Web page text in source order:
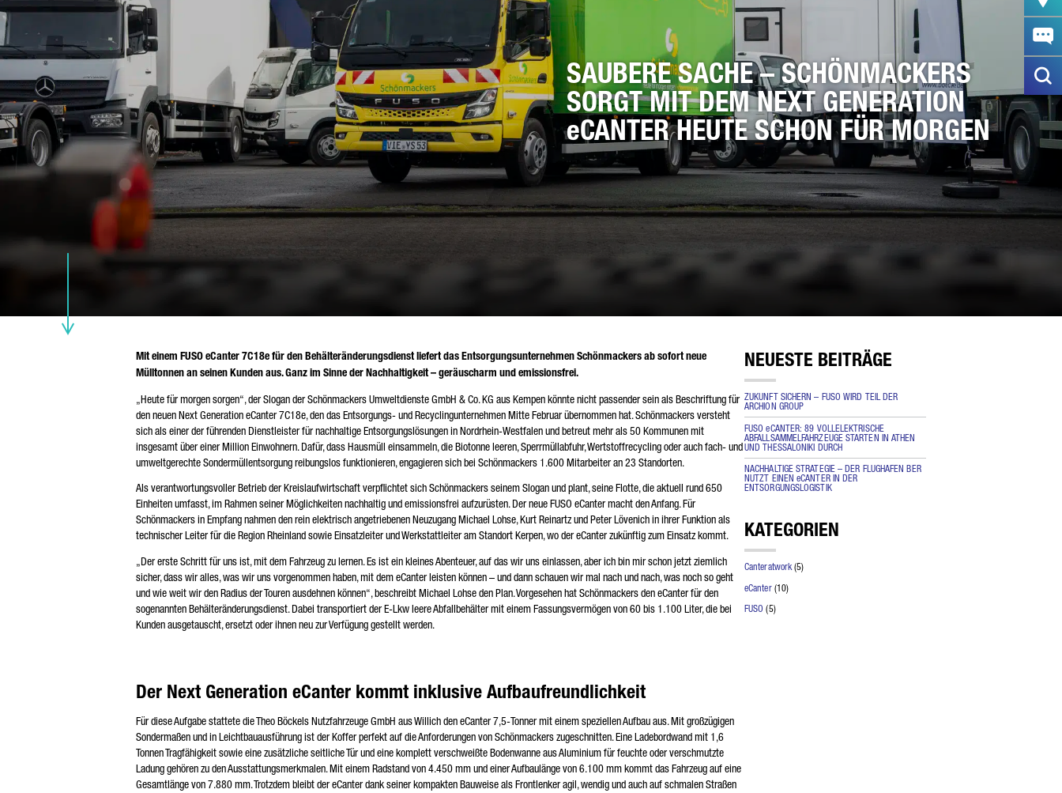
SAUBERE SACHE – SCHÖNMACKERS
SORGT MIT DEM NEXT GENERATION
eCANTER HEUTE SCHON FÜR MORGEN
E-MAIL*
TELEFONNUMMER*
IHRE NACHRICHT (OPTIONAL)
* Pflichtfeld
Ihrer Zustimmung nur zum Zwecke der Abwicklung Ihrer Anfrage verarbeiten, speichern und nutzen.
Weitere Details zur Verarbeitung Ihrer personenbezogenen Daten durch die Daimler Truck AG sowie
detaillierte Hinweise zu Ihren Rechten finden Sie online in denDatenschutzhinweisen.
Friendly Captcha
Mit einem FUSO eCanter 7C18e für den Behälteränderungsdienst liefert das Entsorgungsunternehmen Schönmackers ab sofort neue
Mülltonnen an seinen Kunden aus. Ganz im Sinne der Nachhaltigkeit – geräuscharm und emissionsfrei.
„Heute für morgen sorgen“, der Slogan der Schönmackers Umweltdienste GmbH & Co. KG aus Kempen könnte nicht passender sein als Beschriftung für
den neuen Next Generation eCanter 7C18e, den das Entsorgungs- und Recyclingunternehmen Mitte Februar übernommen hat. Schönmackers versteht
sich als einer der führenden Dienstleister für nachhaltige Entsorgungslösungen in Nordrhein-Westfalen und betreut mehr als 50 Kommunen mit
insgesamt über einer Million Einwohnern. Dafür, dass Hausmüll einsammeln, die Biotonne leeren, Sperrmüllabfuhr, Wertstoffrecycling oder auch fach- und
umweltgerechte Sondermüllentsorgung reibungslos funktionieren, engagieren sich bei Schönmackers 1.600 Mitarbeiter an 23 Standorten.
Als verantwortungsvoller Betrieb der Kreislaufwirtschaft verpflichtet sich Schönmackers seinem Slogan und plant, seine Flotte, die aktuell rund 650
Einheiten umfasst, im Rahmen seiner Möglichkeiten nachhaltig und emissionsfrei aufzurüsten. Der neue FUSO eCanter macht den Anfang. Für
Schönmackers in Empfang nahmen den rein elektrisch angetriebenen Neuzugang Michael Lohse, Kurt Reinartz und Peter Lövenich in ihrer Funktion als
technischer Leiter für die Region Rheinland sowie Einsatzleiter und Werkstattleiter am Standort Kerpen, wo der eCanter zukünftig zum Einsatz kommt.
„Der erste Schritt für uns ist, mit dem Fahrzeug zu lernen. Es ist ein kleines Abenteuer, auf das wir uns einlassen, aber ich bin mir schon jetzt ziemlich
sicher, dass wir alles, was wir uns vorgenommen haben, mit dem eCanter leisten können – und dann schauen wir mal nach und nach, was noch so geht
und wie weit wir den Radius der Touren ausdehnen können“, beschreibt Michael Lohse den Plan. Vorgesehen hat Schönmackers den eCanter für den
sogenannten Behälteränderungsdienst. Dabei transportiert der E-Lkw leere Abfallbehälter mit einem Fassungsvermögen von 60 bis 1.100 Liter, die bei
Kunden ausgetauscht, ersetzt oder ihnen neu zur Verfügung gestellt werden.
Der Next Generation eCanter kommt inklusive Aufbaufreundlichkeit
Für diese Aufgabe stattete die Theo Böckels Nutzfahrzeuge GmbH aus Willich den eCanter 7,5-Tonner mit einem speziellen Aufbau aus. Mit großzügigen
Sondermaßen und in Leichtbauausführung ist der Koffer perfekt auf die Anforderungen von Schönmackers zugeschnitten. Eine Ladebordwand mit 1,6
Tonnen Tragfähigkeit sowie eine zusätzliche seitliche Tür und eine komplett verschweißte Bodenwanne aus Aluminium für feuchte oder verschmutzte
Ladung gehören zu den Ausstattungsmerkmalen. Mit einem Radstand von 4.450 mm und einer Aufbaulänge von 6.100 mm kommt das Fahrzeug auf eine
Gesamtlänge von 7.880 mm. Trotzdem bleibt der eCanter dank seiner kompakten Bauweise als Frontlenker agil, wendig und auch auf schmalen Straßen
NEUESTE BEITRÄGE
ZUKUNFT SICHERN – FUSO WIRD TEIL DER
ARCHION GROUP
FUSO eCANTER: 89 VOLLELEKTRISCHE
ABFALLSAMMELFAHRZEUGE STARTEN IN ATHEN
UND THESSALONIKI DURCH
NACHHALTIGE STRATEGIE – DER FLUGHAFEN BER
NUTZT EINEN eCANTER IN DER
ENTSORGUNGSLOGISTIK
KATEGORIEN
Canteratwork(5)
eCanter(10)
FUSO (5)